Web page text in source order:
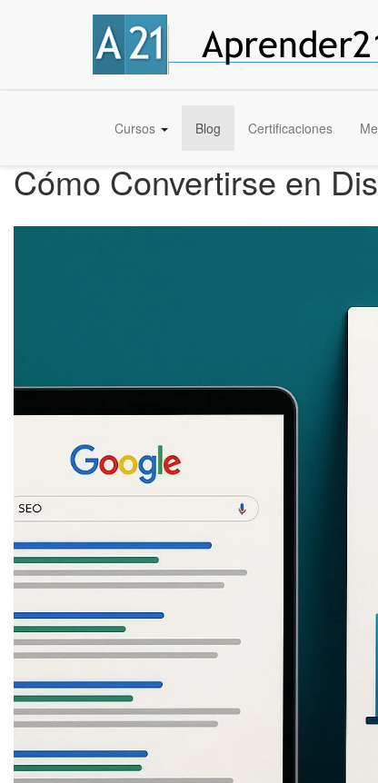
Cursos Blog Certificaciones
Cómo Convertirse en